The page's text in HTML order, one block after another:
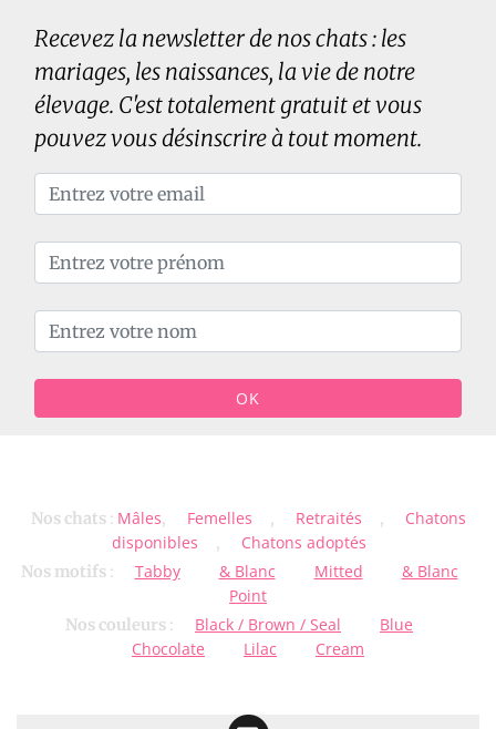
Recevez la newsletter de nos chats : les
mariages, les naissances, la vie de notre
élevage. C'est totalement gratuit et vous
pouvez vous désinscrire à tout moment.
OK
Nos chats: Mâles, Femelles , Retraités ,
Chatons
disponibles
, Chatons adoptés
Nos motifs: Tabby & Blanc Mitted
& Blanc
Point
Nos couleurs : Black / Brown / Seal
Blue
Chocolate
Lilac Cream